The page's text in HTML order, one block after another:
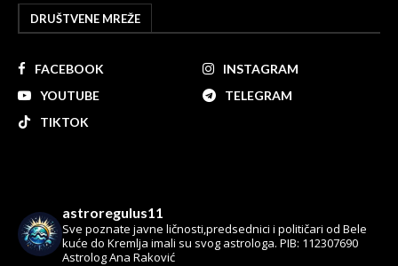
DRUŠTVENE MREŽE
FACEBOOK
INSTAGRAM
YOUTUBE
TELEGRAM
TIKTOK
astroregulus11
Sve poznate javne ličnosti,predsednici i političari od Bele
kuće do Kremlja imali su svog astrologa. PIB: 112307690
Astrolog Ana Raković